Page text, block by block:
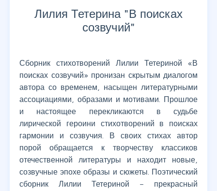
Лилия Тетерина "В поисках
созвучий"
Сборник стихотворений Лилии Тетериной «В
поисках созвучий» пронизан скрытым диалогом
автора со временем, насыщен литературными
ассоциациями, образами и мотивами. Прошлое
и настоящее перекликаются в судьбе
лирической героини стихотворений в поисках
гармонии и созвучия. В своих стихах автор
порой обращается к творчеству классиков
отечественной литературы и находит новые,
созвучные эпохе образы и сюжеты. Поэтический
сборник Лилии Тетериной – прекрасный